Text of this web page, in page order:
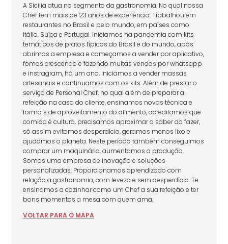
A Sícilia atua no segmento da gastronomia. No qual nossa
Chef tem mais de 23 anos de experiência. Trabalhou em
restaurantes no Brasil e pelo mundo, em países como
Itália, Suíça e Portugal. Iniciamos na pandemia com kits
temáticos de pratos típicos do Brasil e do mundo, após
abrimos a empresa e começamos a vender por aplicativo,
fomos crescendo e fazendo muitas vendas por whatsapp
e instragram, há um ano, iniciamos a vender massas
artesanais e continuamos com os kits. Além de prestar o
serviço de Personal Chef, no qual além de preparar a
refeição na casa do cliente, ensinamos novas técnica e
forma s de aproveitamento do alimento, acreditamos que
comida é cultura, precisamos aproximar o saber do fazer,
só assim evitamos desperdício, geramos menos lixo e
ajudamos o planeta. Neste período também conseguimos
comprar um maquinário, aumentamos a produção.
Somos uma empresa de inovação e soluções
personalizadas. Proporcionamos aprendizado com
relação a gastronomia, com leveza e sem desperdício. Te
ensinamos a cozinhar como um Chef a sua refeição e ter
bons momentos a mesa com quem ama.
VOLTAR PARA O MAPA